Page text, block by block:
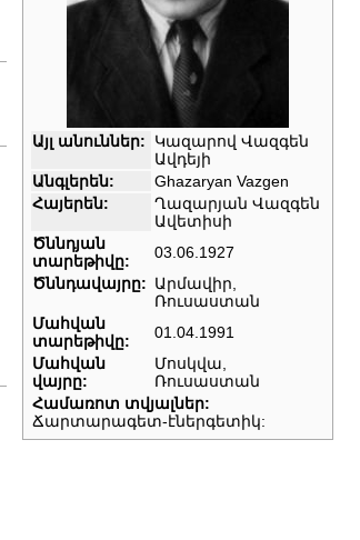
Այլ անուններ:
Կազարով Վազգեն
Ավդեյի
Անգլերեն:
Ghazaryan Vazgen
Հայերեն:
Ղազարյան Վազգեն
Ավետիսի
Ծննդյան
տարեթիվը:
03.06.1927
Ծննդավայրը: Արմավիր,
Ռուսաստան
Մահվան
տարեթիվը:
01.04.1991
Մահվան
վայրը:
Մոսկվա,
Ռուսաստան
Համառոտ տվյալներ:
Ճարտարագետ-էներգետիկ: